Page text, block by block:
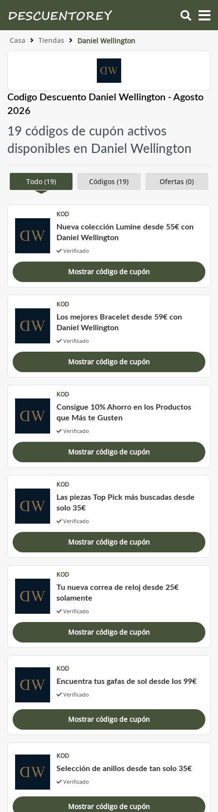
Casa Tiendas Daniel Wellington
Codigo Descuento Daniel Wellington - Agosto
2026
19 códigos de cupón activos
disponibles en Daniel Wellington
Todo (19) Códigos (19) Ofertas (0)
KOD
Nueva colección Lumine desde 55€ con
Daniel Wellington
Verificado
Mostrar código de cupón
KOD
Los mejores Bracelet desde 59€ con
Daniel Wellington
Verificado
Mostrar código de cupón
KOD
Consigue 10% Ahorro en los Productos
que Más te Gusten
Verificado
Mostrar código de cupón
KOD
Las piezas Top Pick más buscadas desde
solo 35€
Verificado
Mostrar código de cupón
KOD
Tu nueva correa de reloj desde 25€
solamente
Verificado
Mostrar código de cupón
KOD
Encuentra tus gafas de sol desde los 99€
Verificado
Mostrar código de cupón
KOD
Selección de anillos desde tan solo 35€
Verificado
Mostrar código de cupón